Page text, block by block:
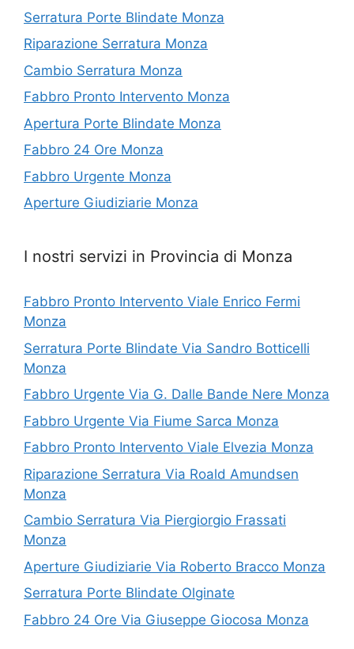
Serratura Porte Blindate Monza
Riparazione Serratura Monza
Cambio Serratura Monza
Fabbro Pronto Intervento Monza
Apertura Porte Blindate Monza
Fabbro 24 Ore Monza
Fabbro Urgente Monza
Aperture Giudiziarie Monza
I nostri servizi in Provincia di Monza
Fabbro Pronto Intervento Viale Enrico Fermi
Monza
Serratura Porte Blindate Via Sandro Botticelli
Monza
Fabbro Urgente Via G. Dalle Bande Nere Monza
Fabbro Urgente Via Fiume Sarca Monza
Fabbro Pronto Intervento Viale Elvezia Monza
Riparazione Serratura Via Roald Amundsen
Monza
Cambio Serratura Via Piergiorgio Frassati
Monza
Aperture Giudiziarie Via Roberto Bracco Monza
Serratura Porte Blindate Olginate
Fabbro 24 Ore Via Giuseppe Giocosa Monza